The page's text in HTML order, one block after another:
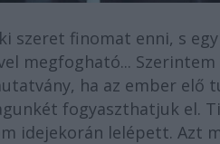
szeret finomat enni, s
megfogható... Szerintem
ha az ember elő
fogyaszthatjuk el.
idejekorán lelépett. Azt